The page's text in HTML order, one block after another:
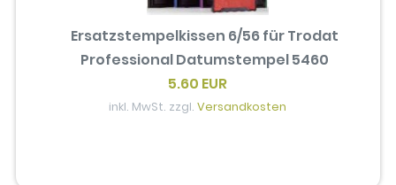
Ersatzstempelkissen 6/56 für Trodat
Professional Datumstempel 5460
5.60 EUR
inkl. MwSt. zzgl.Versandkosten